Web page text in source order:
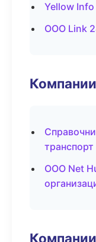
Yellow
ООО Link
транспорт
ООО Net